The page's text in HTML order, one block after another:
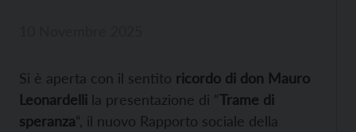
Si è aperta con il sentito ricordo di don Mauro
Leonardelli la presentazione di “Trame di
speranza“, il nuovo Rapporto sociale della